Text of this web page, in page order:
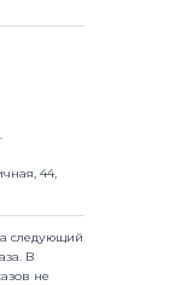
44,
следующий
В
не